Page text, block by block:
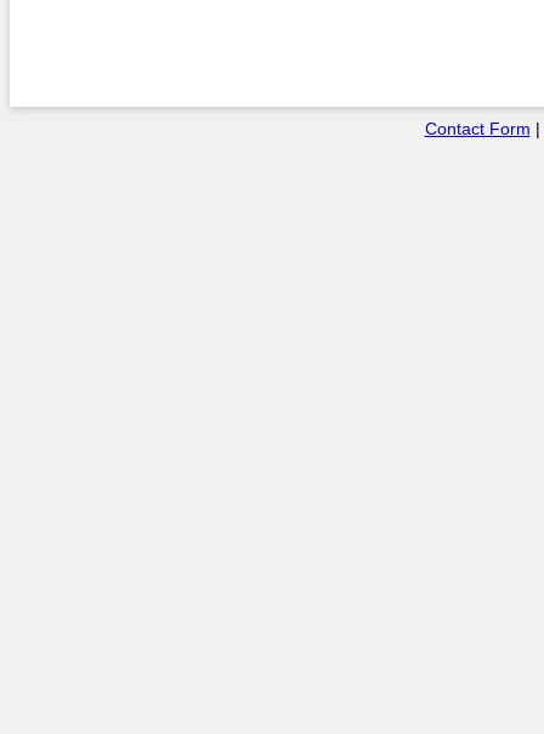
Contact Form |